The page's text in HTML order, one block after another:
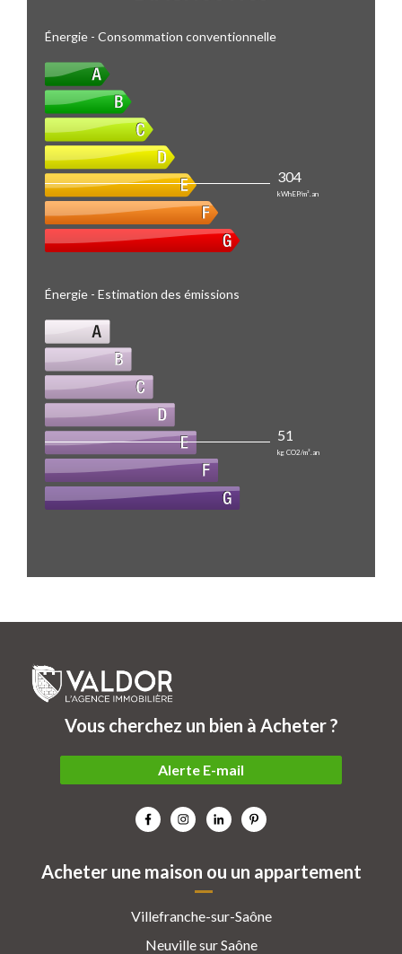
Énergie - Consommation conventionnelle
304
kWhEP/m².an
Énergie - Estimation des émissions
51
kg CO2/m².an
Acheter une maison ou un appartement
Villefranche-sur-Saône
Neuville sur Saône
Vous cherchez un bien à Acheter ?
Alerte E-mail